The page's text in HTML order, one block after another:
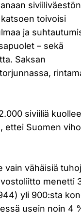
siviiliväestön
toivoisi
ja
– sekä
Saksan
siviiliä
ettei Suomen
vain vähäisiä
menetti
yli 900:sta
usein noin 4